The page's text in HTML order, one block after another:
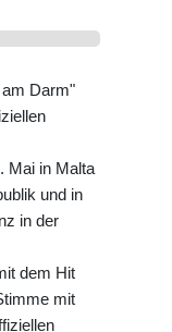
Darm"
Mai in Malta
und in
in der
dem Hit
mit